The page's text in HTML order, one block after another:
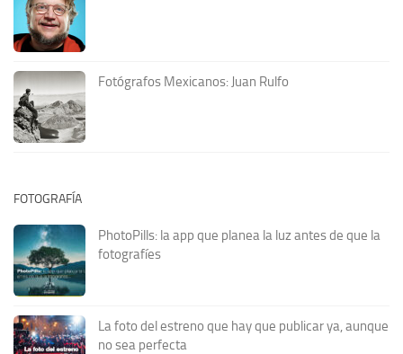
Fotógrafos Mexicanos: Juan Rulfo
FOTOGRAFÍA
PhotoPills: la app que planea la luz antes de que la
fotografíes
La foto del estreno que hay que publicar ya, aunque
no sea perfecta